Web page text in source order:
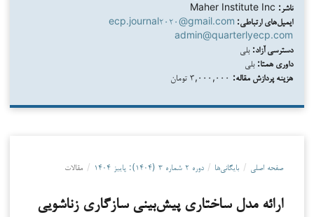
ناشر:
ایمیل‌های ارتباطی: ecp.journal۲۰۲۰@gmail.com
admin@quarterlyecp.com
دسترسی آزاد: بلی
داوری همتا: بلی
هزینه پردازش مقاله:
صفحه اصلی / بایگانی‌ها / دوره ۲ شماره ۳ (۱۴۰۴): پاییز ۱۴۰۴ / مقالات
ارائه مدل ساختاری پیش‌بینی سازگاری زناشویی